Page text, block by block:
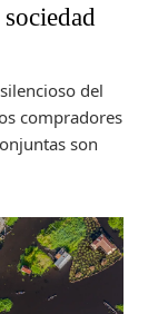
del
compradores
son